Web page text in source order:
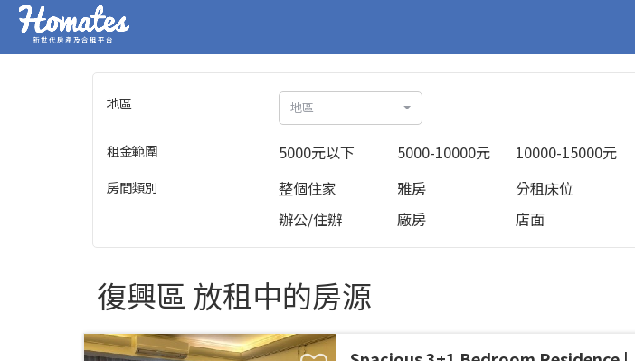
新世代房產及合租平台
地區 地區
租金範圍 5000元以下 5000-10000元 10000-15000元
房間類別 整個住家 雅房 分租床位
辦公/住辦
廠房 店面
復興區 放租中的房源